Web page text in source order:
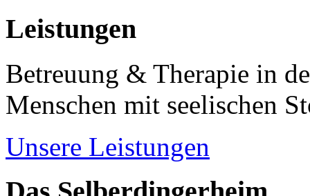
Leistungen
Betreuung & Therapie in
Menschen mit seelischen
Unsere Leistungen